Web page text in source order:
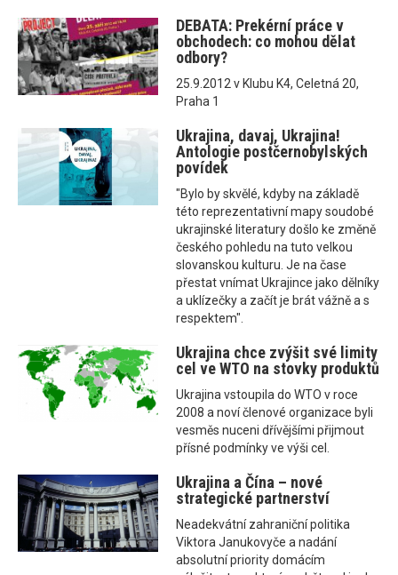
DEBATA: Prekérní práce v
obchodech: co mohou dělat
odbory?
25.9.2012 v Klubu K4, Celetná 20,
Praha 1
Ukrajina, davaj, Ukrajina!
Antologie postčernobylských
povídek
"Bylo by skvělé, kdyby na základě
této reprezentativní mapy soudobé
ukrajinské literatury došlo ke změně
českého pohledu na tuto velkou
slovanskou kulturu. Je na čase
přestat vnímat Ukrajince jako dělníky
a uklízečky a začít je brát vážně a s
respektem".
Ukrajina chce zvýšit své limity
cel ve WTO na stovky produktů
Ukrajina vstoupila do WTO v roce
2008 a noví členové organizace byli
vesměs nuceni dřívějšími přijmout
přísné podmínky ve výši cel.
Ukrajina a Čína – nové
strategické partnerství
Neadekvátní zahraniční politika
Viktora Janukovyče a nadání
absolutní priority domácím